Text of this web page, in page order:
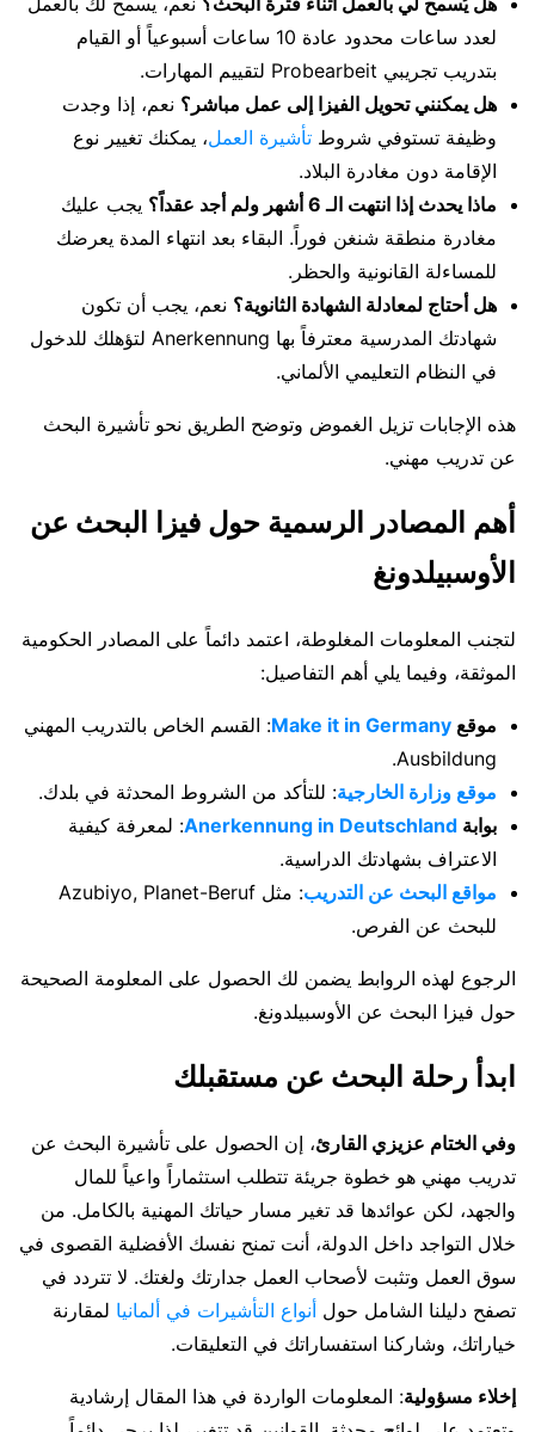
لعدد ساعات محدود عادة 10 ساعات أسبوعياً أو القيام
بتدريب تجريبي Probearbeit لتقييم المهارات.
هل يمكنني تحويل الفيزا إلى عمل مباشر؟ نعم، إذا وجدت
وظيفة تستوفي شروط تأشيرة العمل، يمكنك تغيير نوع
الإقامة دون مغادرة البلاد.
ماذا يحدث إذا انتهت الـ 6 أشهر ولم أجد عقداً؟
يجب عليك
مغادرة منطقة شنغن فوراً. البقاء بعد انتهاء المدة يعرضك
للمساءلة القانونية والحظر.
هل أحتاج لمعادلة الشهادة الثانوية؟ نعم، يجب أن تكون
شهادتك المدرسية معترفاً بها Anerkennung لتؤهلك للدخول
في النظام التعليمي الألماني.
هذه الإجابات تزيل الغموض وتوضح الطريق نحو تأشيرة البحث
عن تدريب مهني.
أهم المصادر الرسمية حول فيزا البحث عن
الأوسبيلدونغ
لتجنب المعلومات المغلوطة، اعتمد دائماً على المصادر الحكومية
الموثقة، وفيما يلي أهم التفاصيل:
موقع Make it in Germany: القسم الخاص بالتدريب المهني
Ausbildung.
موقع وزارة الخارجية: للتأكد من الشروط المحدثة في بلدك.
بوابة Anerkennung in Deutschland: لمعرفة كيفية
الاعتراف بشهادتك الدراسية.
مواقع البحث عن التدريب
: مثل Azubiyo, Planet-Beruf
للبحث عن الفرص.
الرجوع لهذه الروابط يضمن لك الحصول على المعلومة الصحيحة
حول فيزا البحث عن الأوسبيلدونغ.
ابدأ رحلة البحث عن مستقبلك
وفي الختام عزيزي القارئ، إن الحصول على تأشيرة البحث عن
تدريب مهني هو خطوة جريئة تتطلب استثماراً واعياً للمال
والجهد، لكن عوائدها قد تغير مسار حياتك المهنية بالكامل. من
خلال التواجد داخل الدولة، أنت تمنح نفسك الأفضلية القصوى في
سوق العمل وتثبت لأصحاب العمل جدارتك ولغتك. لا تتردد في
تصفح دليلنا الشامل حول أنواع التأشيرات في ألمانيا لمقارنة
خياراتك، وشاركنا استفساراتك في التعليقات.
إخلاء مسؤولية: المعلومات الواردة في هذا المقال إرشادية